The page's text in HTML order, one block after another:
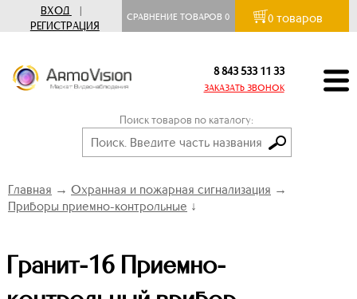
ВХОД
|
РЕГИСТРАЦИЯ
СРАВНЕНИЕ ТОВАРОВ0 0 товаров
8 843 533 11 33
ЗАКАЗАТЬ ЗВОНОК
Поиск товаров по каталогу:
Главная → Охранная и пожарная сигнализация →
Приборы приемно-контрольные ↓
Гранит-16 Приемно-